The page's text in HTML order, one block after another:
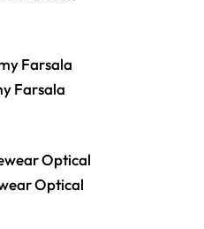
Farsala
Optical